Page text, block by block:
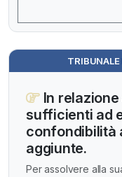
In relazione
sufficienti ad
confondibilità
aggiunte.
Per assolvere alla